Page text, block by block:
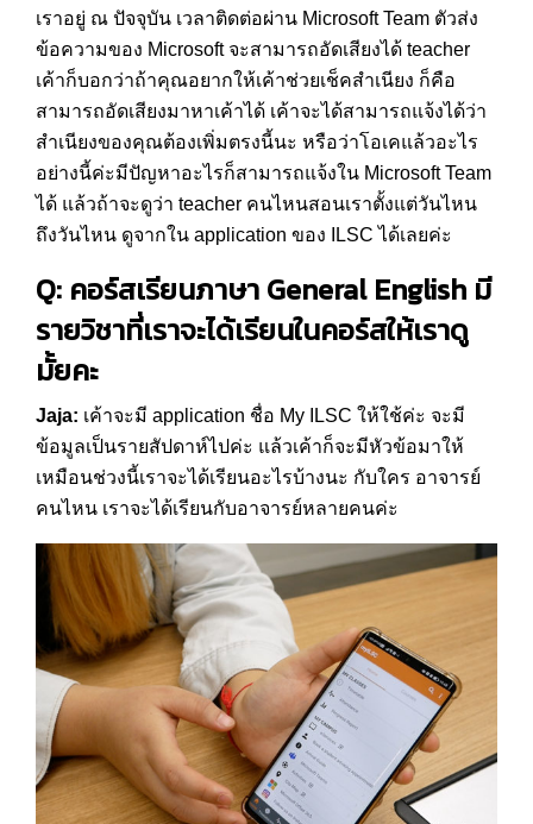
เราอยู่ ณ ปัจจุบัน เวลาติดต่อผ่าน Microsoft Team ตัวส่ง
ข้อความของ Microsoft จะสามารถอัดเสียงได้ teacher
เค้าก็บอกว่าถ้าคุณอยากให้เค้าช่วยเช็คสำเนียง ก็คือ
สามารถอัดเสียงมาหาเค้าได้ เค้าจะได้สามารถแจ้งได้ว่า
สำเนียงของคุณต้องเพิ่มตรงนี้นะ หรือว่าโอเคแล้วอะไร
อย่างนี้ค่ะมีปัญหาอะไรก็สามารถแจ้งใน Microsoft Team
ได้ แล้วถ้าจะดูว่า teacher คนไหนสอนเราตั้งแต่วันไหน
ถึงวันไหน ดูจากใน application ของ ILSC ได้เลยค่ะ
Q: คอร์สเรียนภาษา General English มี
รายวิชาที่เราจะได้เรียนในคอร์สให้เราดู
มั้ยคะ
Jaja: เค้าจะมี application ชื่อ My ILSC ให้ใช้ค่ะ จะมี
ข้อมูลเป็นรายสัปดาห์ไปค่ะ แล้วเค้าก็จะมีหัวข้อมาให้
เหมือนช่วงนี้เราจะได้เรียนอะไรบ้างนะ กับใคร อาจารย์
คนไหน เราจะได้เรียนกับอาจารย์หลายคนค่ะ